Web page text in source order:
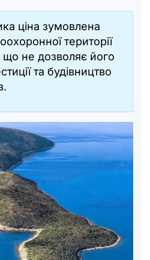
ціна зумовлена
території
що не дозволяє його
та будівництво